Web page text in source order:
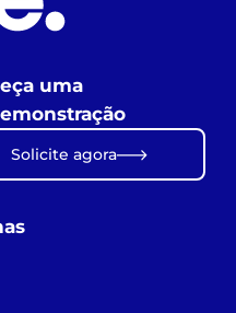
uma
Solicite agora